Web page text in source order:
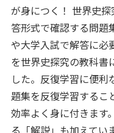
が身につく！ 世界史
答形式で確認する問題
や大学入試で解答に必
を世界史探究の教科書
した。反復学習に便
題集を反復学習するこ
効率よく身に付きます